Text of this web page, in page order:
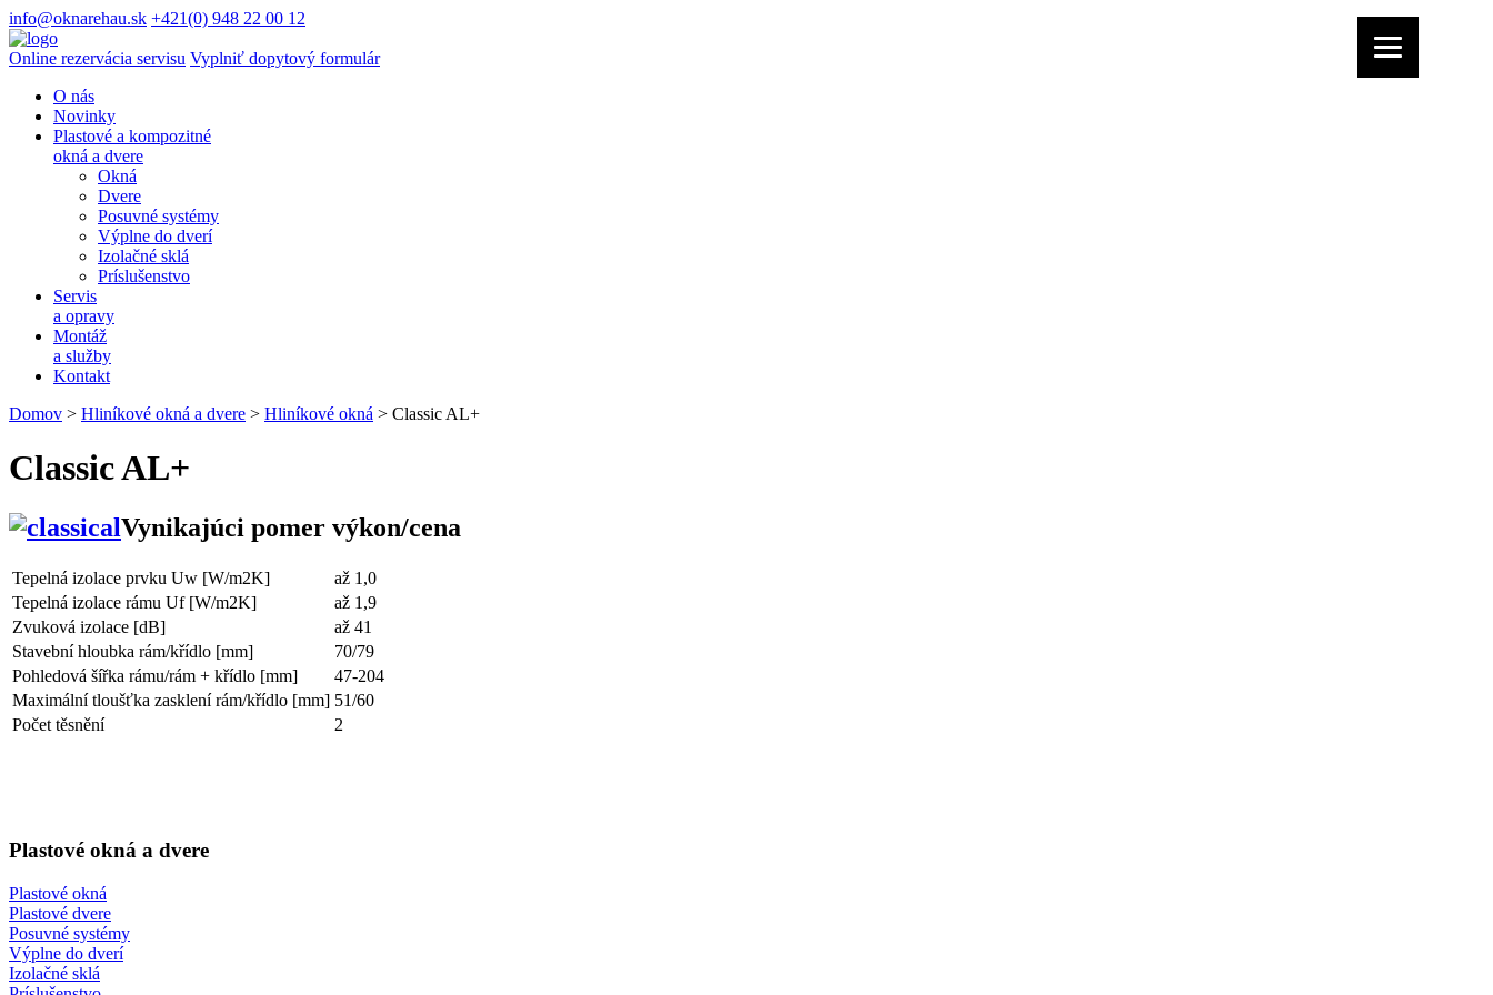
info@oknarehau.sk +421(0) 948 22 00 12
Online rezervácia servisu Vyplniť dopytový formulár
O nás
Novinky
Plastové a kompozitné
okná a dvere
Okná
Dvere
Posuvné systémy
Výplne do dverí
Izolačné sklá
Príslušenstvo
Servis
a opravy
Montáž
a služby
Kontakt
Domov > Hliníkové okná a dvere > Hliníkové okná > Classic AL+
Classic AL+
Vynikajúci pomer výkon/cena
Tepelná izolace prvku Uw [W/m2K]
až 1,0
Tepelná izolace rámu Uf [W/m2K]
až 1,9
Zvuková izolace [dB]
až 41
Stavební hloubka rám/křídlo [mm]
70/79
Pohledová šířka rámu/rám + křídlo [mm]
47-204
Maximální tloušťka zasklení rám/křídlo [mm] 51/60
Počet těsnění
2
Plastové okná a dvere
Plastové okná
Plastové dvere
Posuvné systémy
Výplne do dverí
Izolačné sklá